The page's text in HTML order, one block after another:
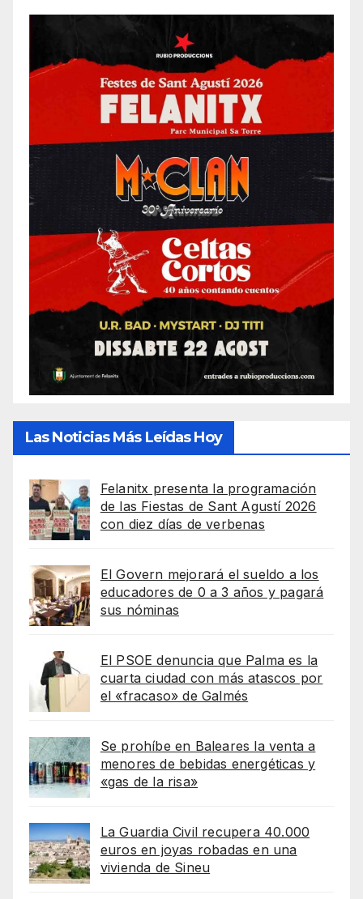
Las Noticias Más Leídas Hoy
Felanitx presenta la programación
de las Fiestas de Sant Agustí 2026
con diez días de verbenas
El Govern mejorará el sueldo a los
educadores de 0 a 3 años y pagará
sus nóminas
El PSOE denuncia que Palma es la
cuarta ciudad con más atascos por
el «fracaso» de Galmés
Se prohíbe en Baleares la venta a
menores de bebidas energéticas y
«gas de la risa»
La Guardia Civil recupera 40.000
euros en joyas robadas en una
vivienda de Sineu